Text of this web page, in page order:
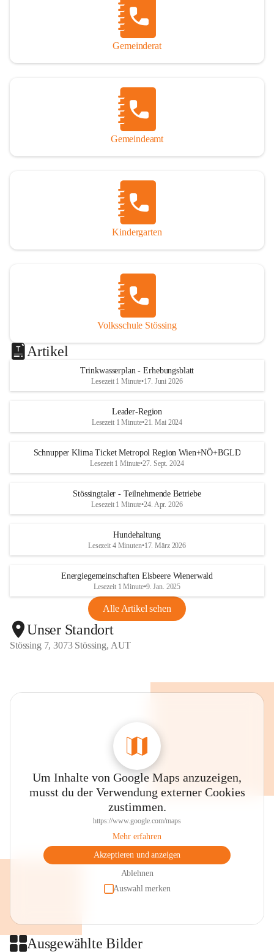
Gemeinderat
Gemeindeamt
Kindergarten
Volksschule Stössing
Artikel
Trinkwasserplan - Erhebungsblatt
Lesezeit 1 Minute•17. Juni 2026
Leader-Region
Lesezeit 1 Minute•21. Mai 2024
Schnupper Klima Ticket Metropol Region Wien+NÖ+BGLD
Lesezeit 1 Minute•27. Sept. 2024
Stössingtaler - Teilnehmende Betriebe
Lesezeit 1 Minute•24. Apr. 2026
Hundehaltung
Lesezeit 4 Minuten•17. März 2026
Energiegemeinschaften Elsbeere Wienerwald
Lesezeit 1 Minute•9. Jan. 2025
Alle Artikel sehen
Unser Standort
Stössing 7, 3073 Stössing, AUT
Um Inhalte von Google Maps anzuzeigen,
musst du der Verwendung externer Cookies
zustimmen.
https://www.google.com/maps
Mehr erfahren
Akzeptieren und anzeigen
Ablehnen
Auswahl merken
Ausgewählte Bilder